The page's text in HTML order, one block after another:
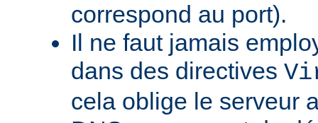
correspond au port).
Il ne faut jamais
dans des directives
cela oblige le serveur